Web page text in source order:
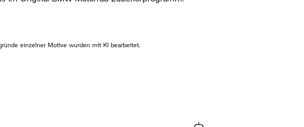
einzelner Motive wurden mit KI bearbeitet.